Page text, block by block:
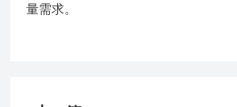
量需求。